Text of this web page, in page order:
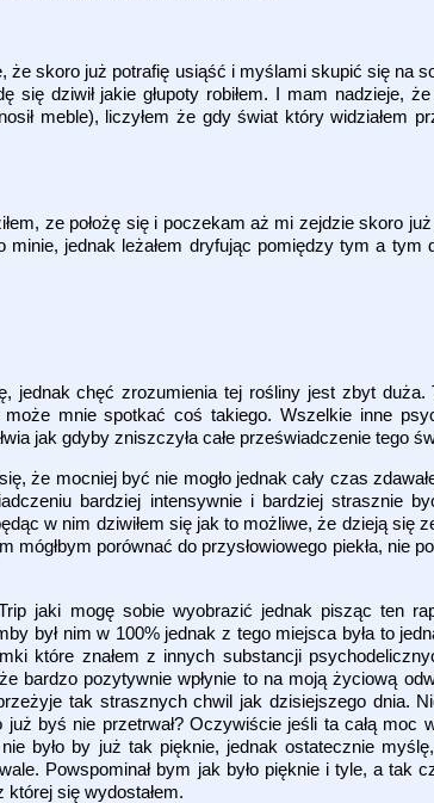
że skoro już potrafię usiąść i myślami skupić się na
dziwił jakie głupoty robiłem. I mam nadzieje,
meble), liczyłem że gdy świat który widziałem
ze położę się i poczekam aż mi zejdzie skoro
jednak leżałem dryfując pomiędzy tym a tym
jednak chęć zrozumienia tej rośliny jest zbyt
mnie spotkać coś takiego. Wszelkie inne
jak gdyby zniszczyła całe przeświadczenie tego
że mocniej być nie mogło jednak cały czas
bardziej intensywnie i bardziej strasznie
w nim dziwiłem się jak to możliwe, że dzieją się
mógłbym porównać do przysłowiowego piekła, nie
jaki mogę sobie wyobrazić jednak pisząc ten
był nim w 100% jednak z tego miejsca była to
które znałem z innych substancji
bardzo pozytywnie wpłynie to na moją życiową
tak strasznych chwil jak dzisiejszego dnia.
byś nie przetrwał? Oczywiście jeśli ta całą moc
było by już tak pięknie, jednak ostatecznie
Powspominał bym jak było pięknie i tyle, a tak
się wydostałem.